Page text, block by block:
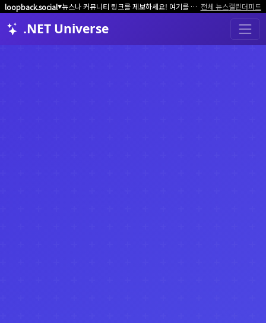
loopback.social▼ 뉴스나 커뮤니티 링크를 제보하세요! 여기를 클릭해서 알려주세요. 전체 뉴스캘린더피드
.NET Universe